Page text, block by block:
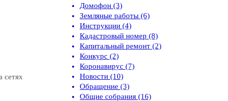
сетях
Домофон (3)
Земляные работы (6)
Инструкции (4)
Кадастровый номер (8)
Капитальный ремонт (2)
Конкурс (2)
Коронавирус (7)
Новости (10)
Обращение (3)
Общие собрания (16)